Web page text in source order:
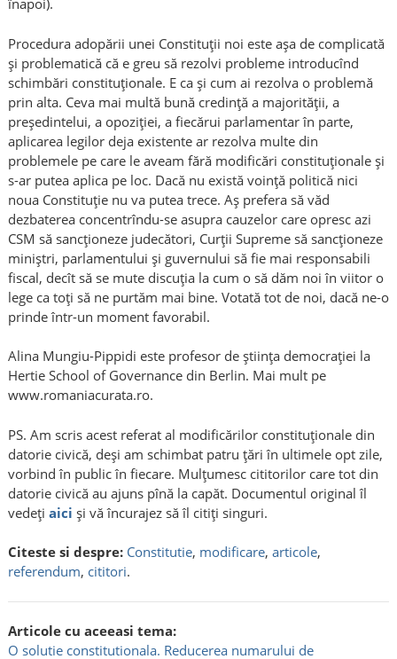
înapoi).
Procedura adopării unei Constituţii noi este aşa de complicată
şi problematică că e greu să rezolvi probleme introducînd
schimbări constituţionale. E ca şi cum ai rezolva o problemă
prin alta. Ceva mai multă bună credinţă a majorităţii, a
preşedintelui, a opoziţiei, a fiecărui parlamentar în parte,
aplicarea legilor deja existente ar rezolva multe din
problemele pe care le aveam fără modificări constituţionale şi
s-ar putea aplica pe loc. Dacă nu există voinţă politică nici
noua Constituţie nu va putea trece. Aş prefera să văd
dezbaterea concentrîndu-se asupra cauzelor care opresc azi
CSM să sancţioneze judecători, Curţii Supreme să sancţioneze
miniştri, parlamentului şi guvernului să fie mai responsabili
fiscal, decît să se mute discuţia la cum o să dăm noi în viitor o
lege ca toţi să ne purtăm mai bine. Votată tot de noi, dacă ne-o
prinde într-un moment favorabil.
Alina Mungiu-Pippidi este profesor de ştiinţa democraţiei la
Hertie School of Governance din Berlin. Mai mult pe
www.romaniacurata.ro.
PS. Am scris acest referat al modificărilor constituţionale din
datorie civică, deşi am schimbat patru ţări în ultimele opt zile,
vorbind în public în fiecare. Mulţumesc cititorilor care tot din
datorie civică au ajuns pînă la capăt. Documentul original îl
vedeţi aici şi vă încurajez să îl citiţi singuri.
Citeste si despre: Constitutie, modificare, articole,
referendum, cititori.
Articole cu aceeasi tema:
O solutie constitutionala. Reducerea numarului de